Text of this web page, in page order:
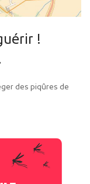
!
des piqûres de